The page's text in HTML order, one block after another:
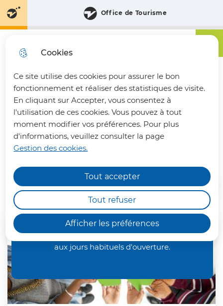
Cookies
Ce site utilise des cookies pour assurer le bon
fonctionnement et réaliser des statistiques de visite.
En cliquant sur Accepter, vous consentez à
l'utilisation de ces cookies. Vous pouvez à tout
moment modifier vos préférences. Pour plus
d'informations, veuillez consulter la page
Gestion des cookies.
Afficher les préférences
Tout accepter
Tout refuser
menu
Aller à la
Aller au
principal
du site
fermer
INFOS PRATIQUES
Les déchèteries intercommunales de Bohain-
en-Vermandois, Joncourt et Vermand,
fonctionneront en horaires aménagés : de
à 13h45, jusqu'au samedi 29 août 2026 inclus,
aux jours habituels d'ouverture.
Vermandois fermés le samedi 15 août 2026.
Office de Tourisme
Communauté de Communes du Pays du Vermandois
Menu principal
Environnement et cadre de
vie